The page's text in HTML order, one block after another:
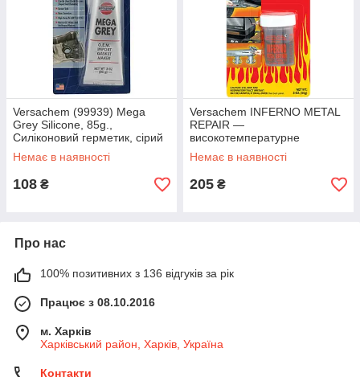
Versachem (99939) Mega
Grey Silicone, 85g.,
Силіконовий герметик, сірий
Немає в наявності
108 ₴
Versachem INFERNO METAL
REPAIR —
високотемпературне
зварювання тріщин
вихлопної системи
Немає в наявності
205 ₴
Про нас
100% позитивних з 136 відгуків за рік
Працює з 08.10.2016
м. Харків
Харківський район, Харків, Україна
Контакти